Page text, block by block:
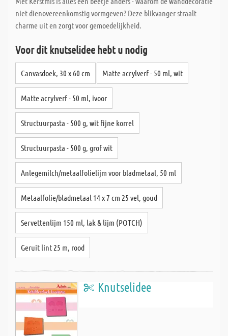
niet dienovereenkomstig vormgeven? Deze blikvanger straalt
charme uit en zorgt voor gemoedelijkheid.
Voor dit knutselidee hebt u nodig
Canvasdoek, 30 x 60 cm Matte acrylverf - 50 ml, wit
Matte acrylverf - 50 ml, ivoor
Structuurpasta - 500 g, wit fijne korrel
Structuurpasta - 500 g, grof wit
Anlegemilch/metaalfolielijm voor bladmetaal, 50 ml
Metaalfolie/bladmetaal 14 x 7 cm 25 vel, goud
Servettenlijm 150 ml, lak & lijm (POTCH)
Geruit lint 25 m, rood
Knutselidee